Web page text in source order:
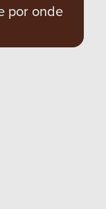
por onde